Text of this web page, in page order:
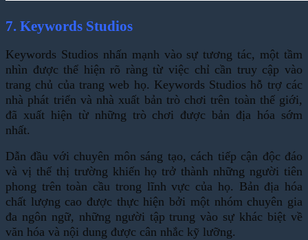
7. Keywords Studios
Keywords Studios nhấn mạnh vào sự tương tác, một tầm
nhìn được thể hiện rõ ràng từ việc chỉ cần truy cập vào
trang chủ của trang web họ. Keywords Studios hỗ trợ các
nhà phát triển và nhà xuất bản trò chơi trên toàn thế giới,
đã xuất hiện từ những trò chơi được bản địa hóa sớm
nhất.
Dẫn đầu với chuyên môn sáng tạo, cách tiếp cận độc đáo
và vị thế thị trường khiến họ trở thành những người tiên
phong trên toàn cầu trong lĩnh vực của họ. Bản địa hóa
chất lượng cao được thực hiện bởi một nhóm chuyên gia
đa ngôn ngữ, những người tập trung vào sự khác biệt về
văn hóa và nội dung được cân nhắc kỹ lưỡng.